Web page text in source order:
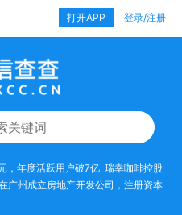
打开APP 登录/注册
，年度活跃用户破7亿 瑞幸咖啡控股
广州成立房地产开发公司，注册资本